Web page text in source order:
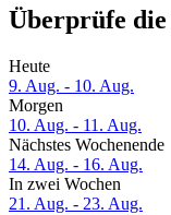
Überprüfe die
Heute
9. Aug. - 10. Aug.
Morgen
10. Aug. - 11. Aug.
Nächstes Wochenende
14. Aug. - 16. Aug.
In zwei Wochen
21. Aug. - 23. Aug.